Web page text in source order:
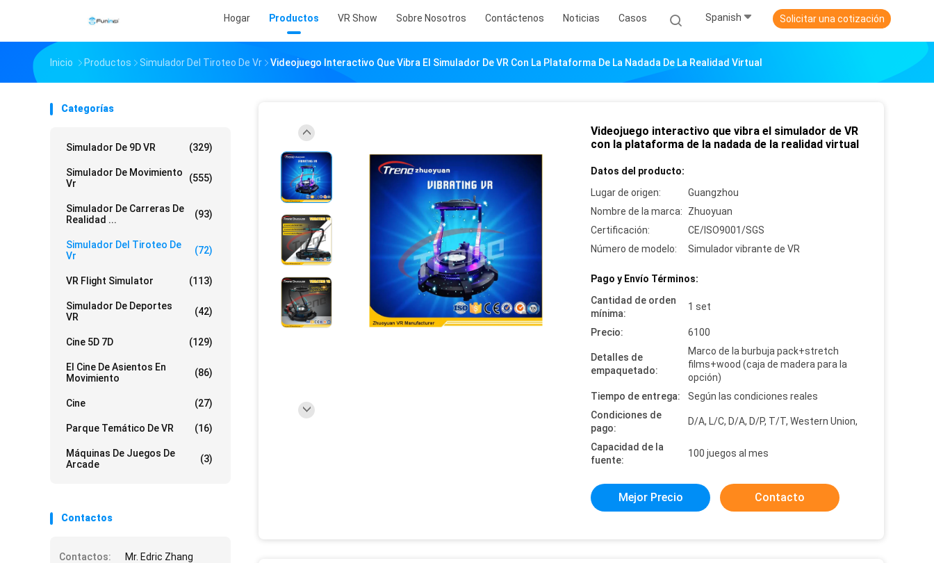
Hogar Productos VR Show Sobre Nosotros Contáctenos Noticias Casos Spanish Solicitar una cotización
Inicio Productos Simulador Del Tiroteo De Vr Videojuego Interactivo Que Vibra El Simulador De VR Con La Plataforma De La Nadada De La Realidad Virtual
Categorías
Simulador De 9D VR (329)
Simulador De Movimiento
Vr
(555)
Simulador De Carreras De
Realidad ...
(93)
Simulador Del Tiroteo De
Vr
(72)
VR Flight Simulator (113)
Simulador De Deportes
VR
(42)
Cine 5D 7D (129)
El Cine De Asientos En
Movimiento
(86)
Cine (27)
Parque Temático De VR (16)
Máquinas De Juegos De
Arcade
(3)
Contactos
Contactos:
Mr. Edric Zhang
Videojuego interactivo que vibra el simulador de VR
con la plataforma de la nadada de la realidad virtual
Datos del producto:
Lugar de origen:
Guangzhou
Nombre de la marca:
Zhuoyuan
Certificación:
CE/ISO9001/SGS
Número de modelo:
Simulador vibrante de VR
Pago y Envío Términos:
Cantidad de orden
mínima:
1 set
Precio: 6100
Detalles de
empaquetado:
Marco de la burbuja pack+stretch
films+wood (caja de madera para la
opción)
Tiempo de entrega:
Según las condiciones reales
Condiciones de
pago:
D/A, L/C, D/A, D/P, T/T, Western Union,
Capacidad de la
fuente:
100 juegos al mes
Mejor Precio Contacto